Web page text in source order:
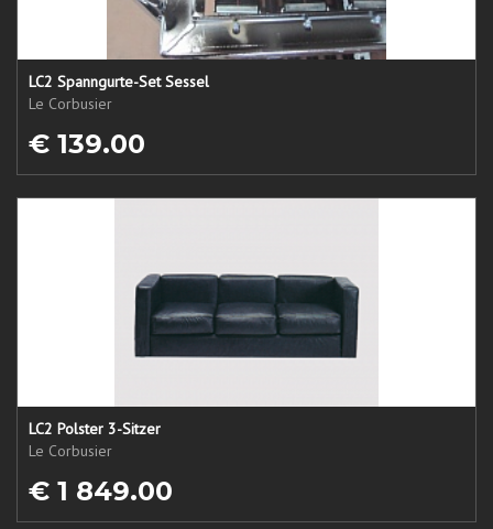
LC2 Spanngurte-Set Sessel
Le Corbusier
€ 139.00
LC2 Polster 3-Sitzer
Le Corbusier
€ 1 849.00